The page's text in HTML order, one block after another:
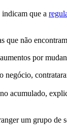
que a
que não
por
acumulado,
um grupo de